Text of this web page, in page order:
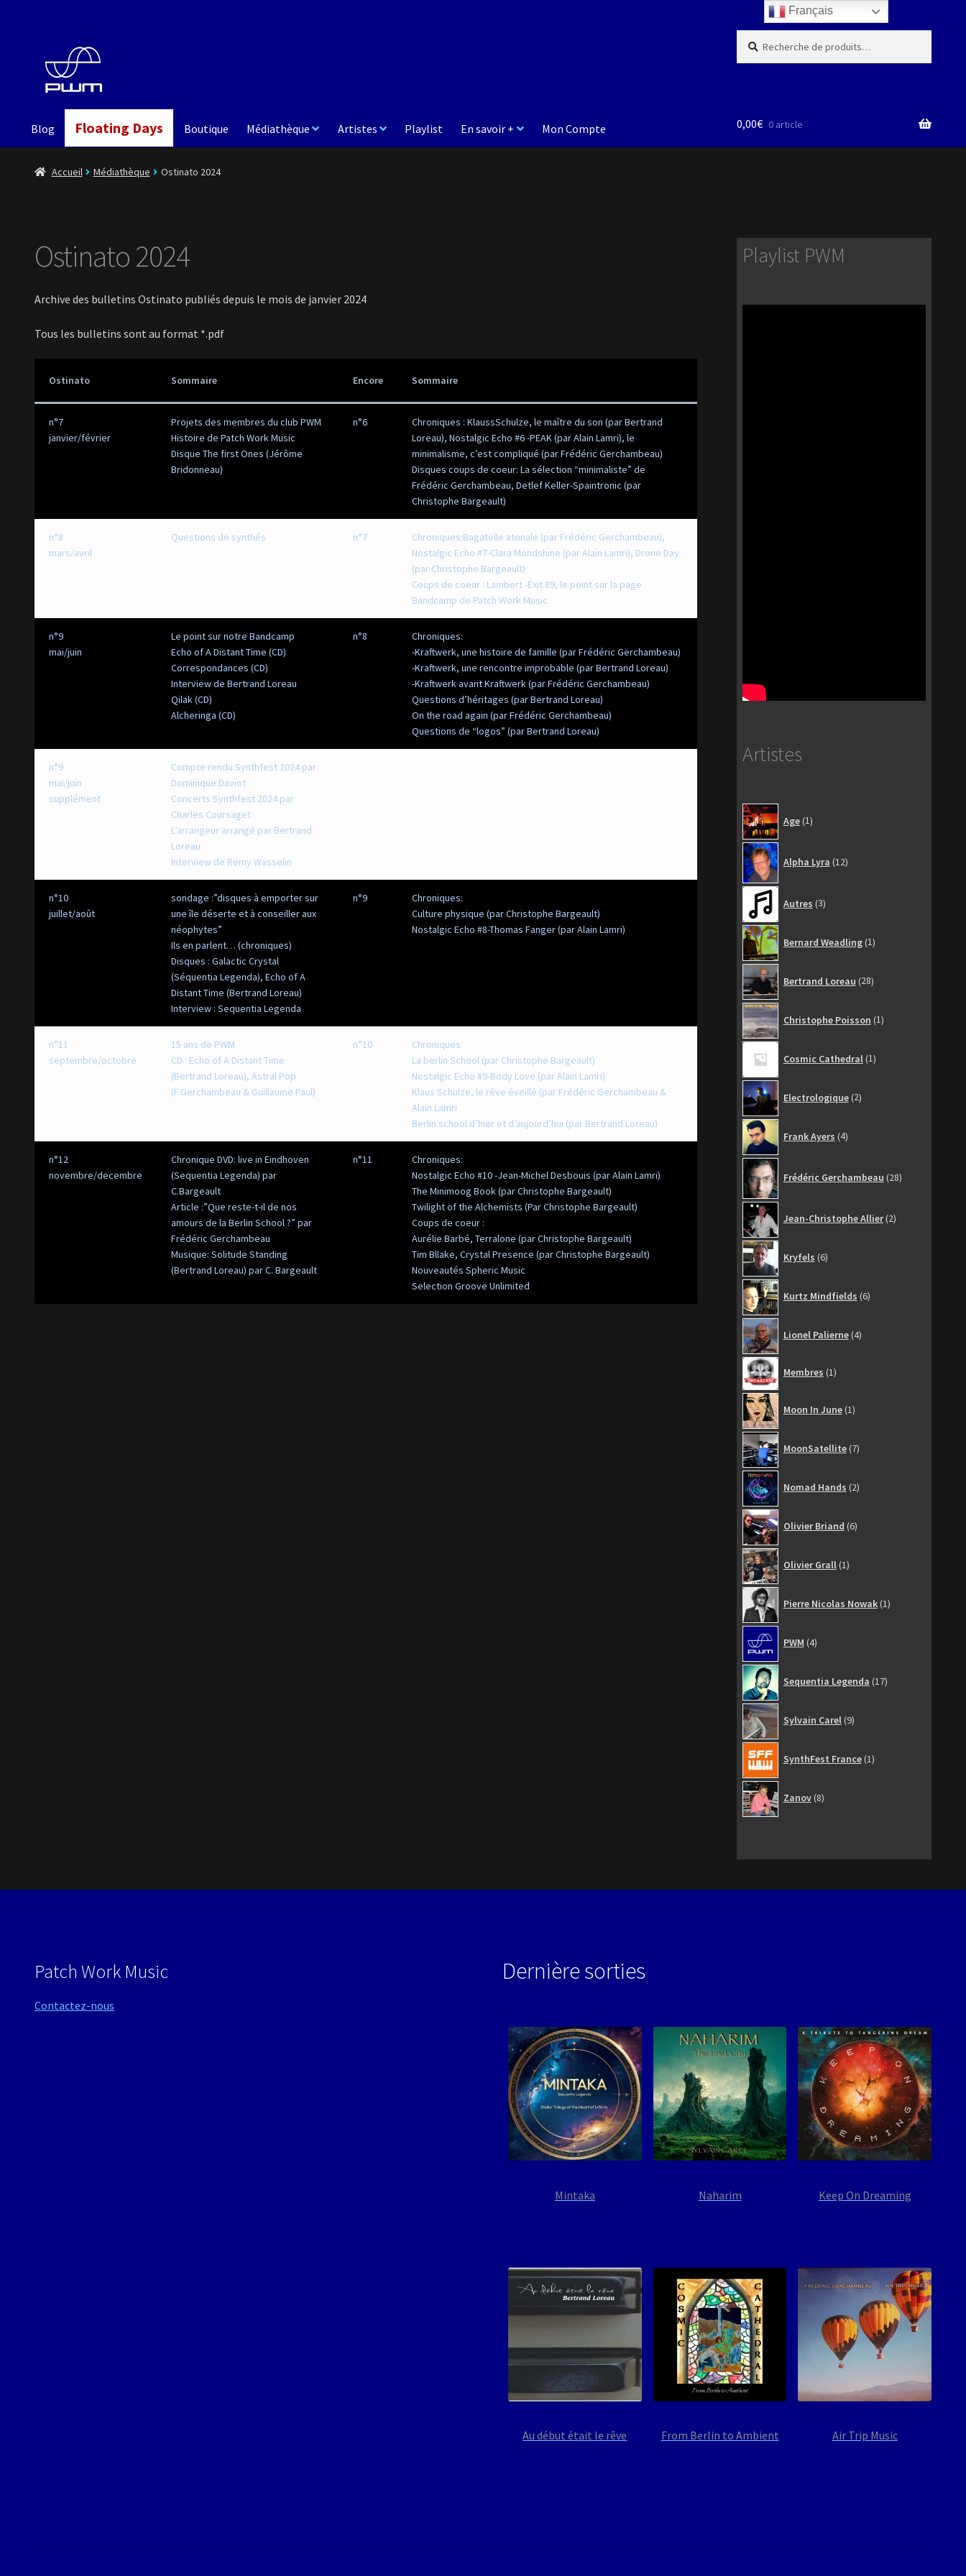
navigation
contenu
pour :
Blog Floating Days Boutique Médiathèque Artistes Playlist En savoir + Mon Compte 0,00€ 0 article
Accueil Médiathèque Ostinato 2024
Ostinato 2024
Archive des bulletins Ostinato publiés depuis le mois de janvier 2024
Tous les bulletins sont au format *.pdf
Ostinato Sommaire Encore Sommaire
n°7
janvier/février
Projets des membres du club PWM
Histoire de Patch Work Music
Disque The first Ones (Jérôme
Bridonneau)
n°6
Chroniques : KlaussSchulze, le maître du son (par Bertrand
Loreau), Nostalgic Echo #6 -PEAK (par Alain Lamri), le
minimalisme, c’est compliqué (par Frédéric Gerchambeau)
Disques coups de coeur: La sélection “minimaliste” de
Frédéric Gerchambeau, Detlef Keller-Spaintronic (par
Christophe Bargeault)
n°8
mars/avril
Questions de synthés n°7
Chroniques:Bagatelle atonale (par Frédéric Gerchambeau),
Nostalgic Echo #7-Clara Mondshine (par Alain Lamri), Drone Day
(par Christophe Bargeault)
Coups de coeur : Lambert -Exit 89, le point sur la page
Bandcamp de Patch Work Music
n°9
mai/juin
Le point sur notre Bandcamp
Echo of A Distant Time (CD)
Correspondances (CD)
Interview de Bertrand Loreau
Qilak (CD)
Alcheringa (CD)
n°8
Chroniques:
-Kraftwerk, une histoire de famille (par Frédéric Gerchambeau)
-Kraftwerk, une rencontre improbable (par Bertrand Loreau)
-Kraftwerk avant Kraftwerk (par Frédéric Gerchambeau)
Questions d’héritages (par Bertrand Loreau)
On the road again (par Frédéric Gerchambeau)
Questions de “logos” (par Bertrand Loreau)
n°9
mai/juin
supplément
Compte rendu Synthfest 2024 par
Dominique Daviot
Concerts Synthfest 2024 par
Charles Coursaget
L’arrangeur arrangé par Bertrand
Loreau
Interview de Remy Wasselin
n°10
juillet/août
sondage :”disques à emporter sur
une île déserte et à conseiller aux
néophytes”
Ils en parlent… (chroniques)
Disques : Galactic Crystal
(Séquentia Legenda), Echo of A
Distant Time (Bertrand Loreau)
Interview : Sequentia Legenda
n°9
Chroniques:
Culture physique (par Christophe Bargeault)
Nostalgic Echo #8-Thomas Fanger (par Alain Lamri)
n°11
septembre/octobre
15 ans de PWM
CD : Echo of A Distant Time
(Bertrand Loreau), Astral Pop
(F.Gerchambeau & Guillaume Paul)
n°10
Chroniques:
La berlin School (par Christophe Bargeault)
Nostalgic Echo #9-Body Love (par Alain Lamri)
Klaus Schulze, le rêve éveillé (par Frédéric Gerchambeau &
Alain Lamri
Berlin school d’hier et d’aujourd’hui (par Bertrand Loreau)
n°12
novembre/decembre
Chronique DVD: live in Eindhoven
(Sequentia Legenda) par
C.Bargeault
Article :”Que reste-t-il de nos
amours de la Berlin School ?” par
Frédéric Gerchambeau
Musique: Solitude Standing
(Bertrand Loreau) par C. Bargeault
n°11
Chroniques:
Nostalgic Echo #10 -Jean-Michel Desbouis (par Alain Lamri)
The Minimoog Book (par Christophe Bargeault)
Twilight of the Alchemists (Par Christophe Bargeault)
Coups de coeur :
Aurélie Barbé, Terralone (par Christophe Bargeault)
Tim Bllake, Crystal Presence (par Christophe Bargeault)
Nouveautés Spheric Music
Selection Groove Unlimited
Playlist PWM
Artistes
Age 1produit
Alpha Lyra 12produits
Autres 3produits
Bernard Weadling 1produit
Bertrand Loreau 28produits
Christophe Poisson 1produit
Cosmic Cathedral 1produit
Electrologique 2produits
Frank Ayers 4produits
Frédéric Gerchambeau 28produits
Jean-Christophe Allier 2produits
Kryfels 6produits
Kurtz Mindfields 6produits
Lionel Palierne 4produits
Membres 1
produit
Moon In June 1produit
MoonSatellite 7produits
Nomad Hands 2produits
Olivier Briand 6produits
Olivier Grall 1produit
Pierre Nicolas Nowak 1produit
PWM 4produits
Sequentia Legenda 17produits
Sylvain Carel 9produits
SynthFest France 1produit
Zanov 8produits
Patch Work Music
Contactez-nous
Dernière sorties
Mintaka Naharim Keep On Dreaming
Au début était le rêve From Berlin to Ambient Air Trip Music
Français